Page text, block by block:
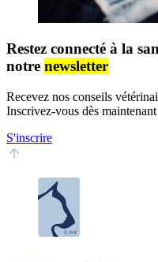
Restez connecté à la
notre newsletter
Recevez nos conseils
Inscrivez-vous dès
S'inscrire